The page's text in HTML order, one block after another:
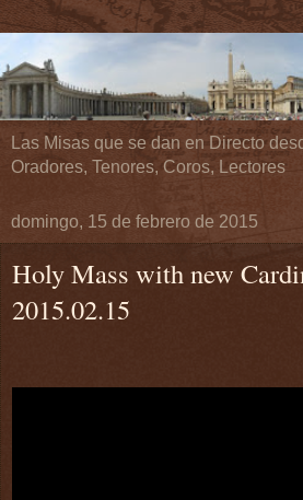
Las Misas que se dan en Directo
Oradores, Tenores, Coros, Lectores
domingo, 15 de febrero de 2015
Holy Mass with new
2015.02.15